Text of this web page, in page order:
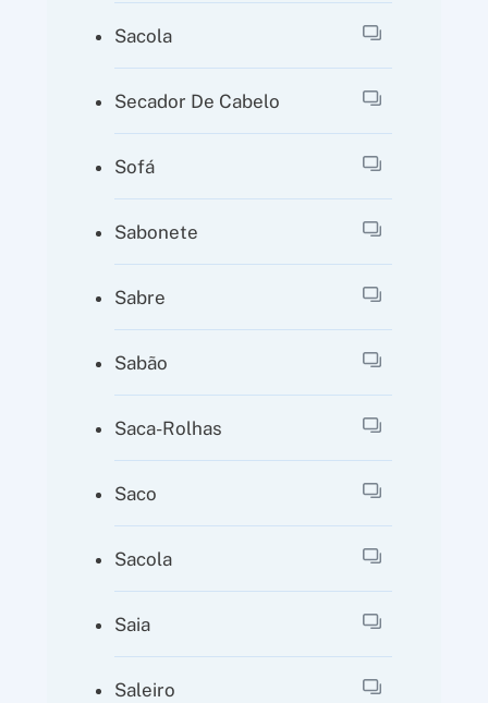
Sacola
Secador De Cabelo
Sofá
Sabonete
Sabre
Sabão
Saca-Rolhas
Saco
Sacola
Saia
Saleiro